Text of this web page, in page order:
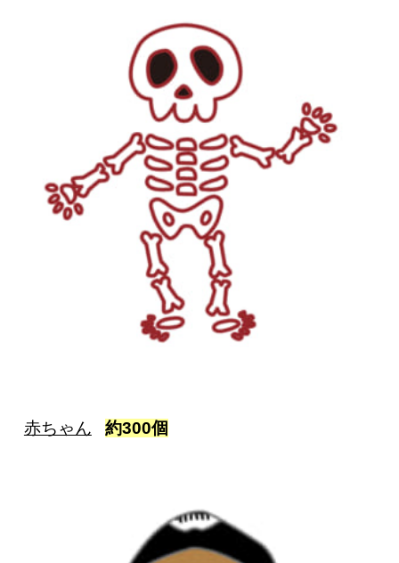
赤ちゃん 約300個